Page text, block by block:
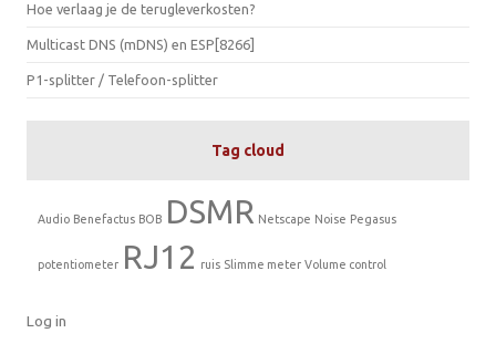
Hoe verlaag je de terugleverkosten?
Multicast DNS (mDNS) en ESP[8266]
P1-splitter / Telefoon-splitter
Tag cloud
Audio Benefactus BOB DSMR Netscape Noise Pegasus
potentiometer RJ12 ruis Slimme meter Volume control
Log in